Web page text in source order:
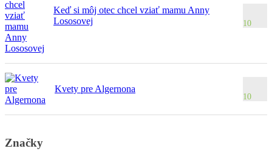
Keď si môj otec chcel vziať mamu Anny
Lososovej
10
Kvety pre Algernona
10
Značky